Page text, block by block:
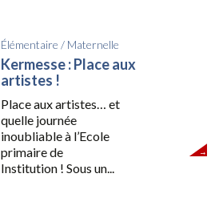
Élémentaire / Maternelle
Kermesse : Place aux
artistes !
Place aux artistes… et
quelle journée
inoubliable à l’Ecole
primaire de
Institution ! Sous un...